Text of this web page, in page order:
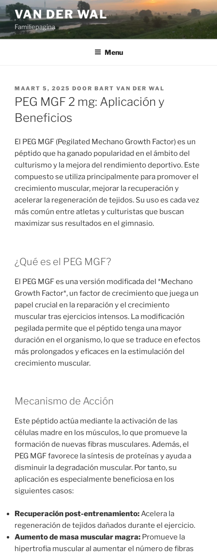
Ga
naar
inhoud
VAN DER WAL
Familiepagina
Menu
GEPLAATST
OP
MAART 5, 2025 DOOR BART VAN DER WAL
PEG MGF 2 mg: Aplicación y
Beneficios
El PEG MGF (Pegilated Mechano Growth Factor) es un
péptido que ha ganado popularidad en el ámbito del
culturismo y la mejora del rendimiento deportivo. Este
compuesto se utiliza principalmente para promover el
crecimiento muscular, mejorar la recuperación y
acelerar la regeneración de tejidos. Su uso es cada vez
más común entre atletas y culturistas que buscan
maximizar sus resultados en el gimnasio.
¿Qué es el PEG MGF?
El PEG MGF es una versión modificada del *Mechano
Growth Factor*, un factor de crecimiento que juega un
papel crucial en la reparación y el crecimiento
muscular tras ejercicios intensos. La modificación
pegilada permite que el péptido tenga una mayor
duración en el organismo, lo que se traduce en efectos
más prolongados y eficaces en la estimulación del
crecimiento muscular.
Mecanismo de Acción
Este péptido actúa mediante la activación de las
células madre en los músculos, lo que promueve la
formación de nuevas fibras musculares. Además, el
PEG MGF favorece la síntesis de proteínas y ayuda a
disminuir la degradación muscular. Por tanto, su
aplicación es especialmente beneficiosa en los
siguientes casos:
Recuperación post-entrenamiento:Acelera la
regeneración de tejidos dañados durante el ejercicio.
Aumento de masa muscular magra: Promueve la
hipertrofia muscular al aumentar el número de fibras